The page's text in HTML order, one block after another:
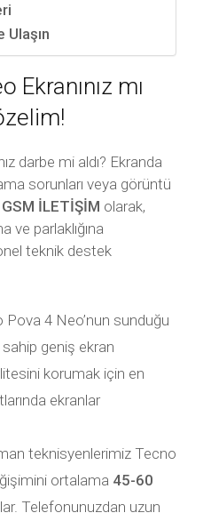
Ulaşın
Ekranınız mı
darbe mi aldı? Ekranda
sorunları veya görüntü
GSM İLETİŞİM olarak,
ve parlaklığına
teknik destek
Pova 4 Neo’nun sunduğu
sahip geniş ekran
korumak için en
ekranlar
teknisyenlerimiz Tecno
ortalama 45-60
Telefonunuzdan uzun